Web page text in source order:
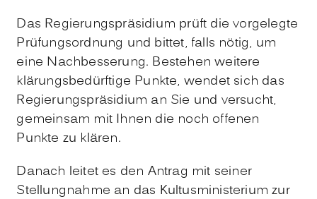
Das Regierungspräsidium prüft die vorgelegte
Prüfungsordnung und bittet, falls nötig, um
eine Nachbesserung. Bestehen weitere
klärungsbedürftige Punkte, wendet sich das
Regierungspräsidium an Sie und versucht,
gemeinsam mit Ihnen die noch offenen
Punkte zu klären.
Danach leitet es den Antrag mit seiner
Stellungnahme an das Kultusministerium zur